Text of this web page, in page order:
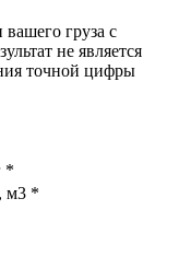
груза с
не является
точной цифры
*
м3 *